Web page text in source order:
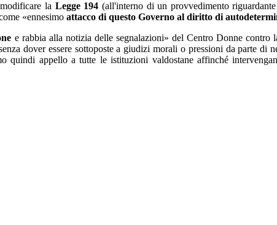
la Legge 194 (all'interno di un provvedimento
«ennesimo attacco di questo Governo al diritto di
e rabbia alla notizia delle segnalazioni» del Centro Donne
dover essere sottoposte a giudizi morali o pressioni da parte
quindi appello a tutte le istituzioni valdostane affinché